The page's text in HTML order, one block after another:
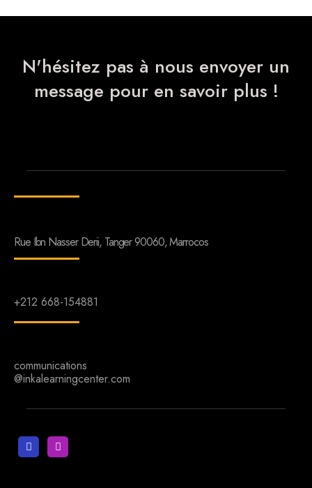
N'hésitez pas à nous envoyer un
message pour en savoir plus !
Rue Ibn Nasser Derii, Tanger 90060, Marrocos
+212 668-154881
communications
@inkalearningcenter.com